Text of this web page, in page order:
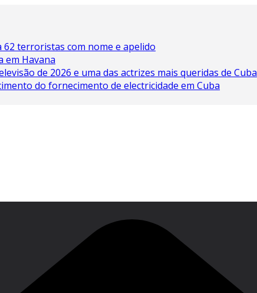
62 terroristas com nome e apelido
em Havana
de 2026 e uma das actrizes mais queridas de Cuba
do fornecimento de electricidade em Cuba